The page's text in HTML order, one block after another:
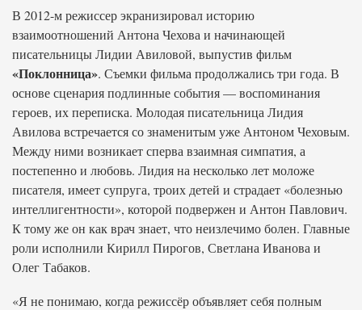
В 2012-м режиссер экранизировал историю
взаимоотношений Антона Чехова и начинающей
писательницы Лидии Авиловой, выпустив фильм
«Поклонница». Съемки фильма продолжались три года. В
основе сценария подлинные события — воспоминания
героев, их переписка. Молодая писательница Лидия
Авилова встречается со знаменитым уже Антоном Чеховым.
Между ними возникает сперва взаимная симпатия, а
постепенно и любовь. Лидия на несколько лет моложе
писателя, имеет супруга, троих детей и страдает «болезнью
интеллигентности», которой подвержен и Антон Павлович.
К тому же он как врач знает, что неизлечимо болен. Главные
роли исполнили Кирилл Пирогов, Светлана Иванова и
Олег Табаков.
«Я не понимаю, когда режиссёр объявляет себя полным